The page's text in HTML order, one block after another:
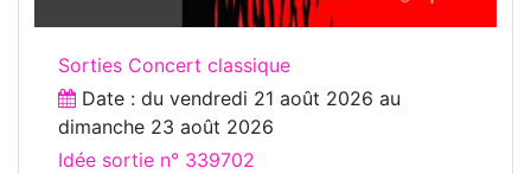
Sorties Concert classique
Date : du vendredi 21 août 2026 au
dimanche 23 août 2026
Idée sortie n° 339702